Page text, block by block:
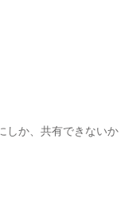
しか、共有できないか